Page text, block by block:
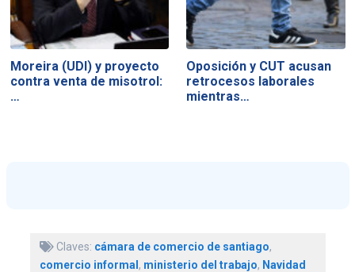
Moreira (UDI) y proyecto
contra venta de misotrol:
…
Oposición y CUT acusan
retrocesos laborales
mientras…
Claves: cámara de comercio de santiago,
comercio informal, ministerio del trabajo, Navidad